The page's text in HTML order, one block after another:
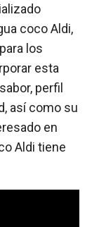
coco Aldi,
los
esta
perfil
así como su
en
Aldi tiene